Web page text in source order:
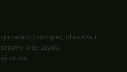
fototapet, obrazów i
przy użyciu
druku.